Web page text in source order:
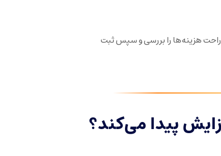
راحت هزینه‌ها را بررسی و سپس ثبت
پیدا می‌کند؟